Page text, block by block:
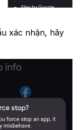
xác nhận, hãy